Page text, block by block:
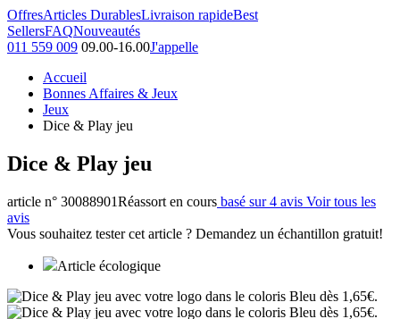
OffresArticles DurablesLivraison rapideBest
SellersFAQNouveautés
011 559 009 09.00-16.00J'appelle
Accueil
Bonnes Affaires & Jeux
Jeux
Dice & Play jeu
Dice & Play jeu
article n° 30088901Réassort en cours basé sur 4 avis Voir tous les
avis
Vous souhaitez tester cet article ? Demandez un échantillon gratuit!
Article écologique